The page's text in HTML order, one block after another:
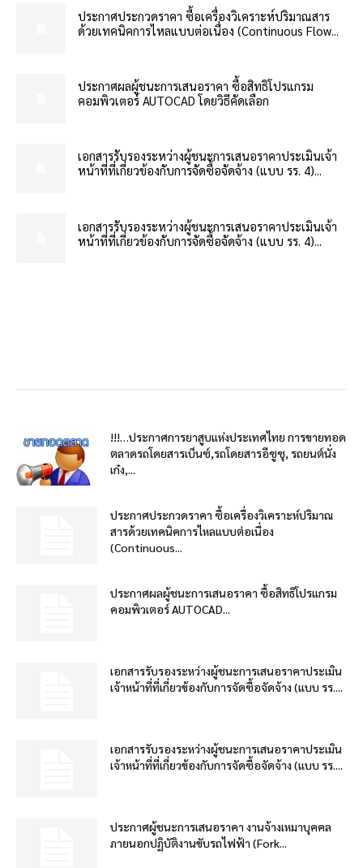
ประกาศประกวดราคา ซื้อเครื่องวิเคราะห์ปริมาณสาร
ด้วยเทคนิคการไหลแบบต่อเนื่อง (Continuous Flow...
ประกาศผลผู้ชนะการเสนอราคา ซื้อสิทธิโปรแกรม
คอมพิวเตอร์ AUTOCAD โดยวิธีคัดเลือก
เอกสารรับรองระหว่างผู้ชนะการเสนอราคาประเมินเจ้า
หน้าที่ที่เกี่ยวข้องกับการจัดซื้อจัดจ้าง (แบบ รร. 4)...
เอกสารรับรองระหว่างผู้ชนะการเสนอราคาประเมินเจ้า
หน้าที่ที่เกี่ยวข้องกับการจัดซื้อจัดจ้าง (แบบ รร. 4)...
!!!…ประกาศการยาสูบแห่งประเทศไทย การขายทอด
ตลาดรถโดยสารเบ็นซ์,รถโดยสารอีซูซุ, รถยนต์นั่ง
เก๋ง,...
ประกาศประกวดราคา ซื้อเครื่องวิเคราะห์ปริมาณ
สารด้วยเทคนิคการไหลแบบต่อเนื่อง
(Continuous...
ประกาศผลผู้ชนะการเสนอราคา ซื้อสิทธิโปรแกรม
คอมพิวเตอร์ AUTOCAD...
เอกสารรับรองระหว่างผู้ชนะการเสนอราคาประเมิน
เจ้าหน้าที่ที่เกี่ยวข้องกับการจัดซื้อจัดจ้าง (แบบ รร....
เอกสารรับรองระหว่างผู้ชนะการเสนอราคาประเมิน
เจ้าหน้าที่ที่เกี่ยวข้องกับการจัดซื้อจัดจ้าง (แบบ รร....
ประกาศผู้ชนะการเสนอราคา งานจ้างเหมาบุคคล
ภายนอกปฏิบัติงานขับรถไฟฟ้า (Fork...